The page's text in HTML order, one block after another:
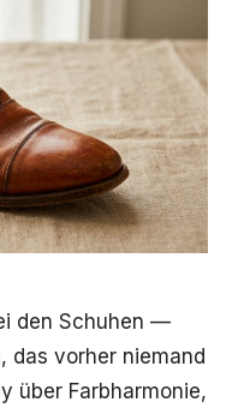
den Schuhen —
das vorher niemand
über Farbharmonie,